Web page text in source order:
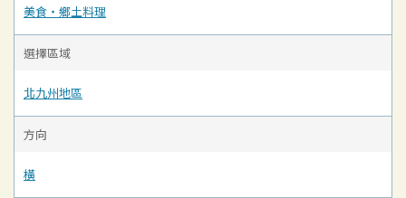
美食‧鄉土料理
選擇區域
北九州地區
方向
橫